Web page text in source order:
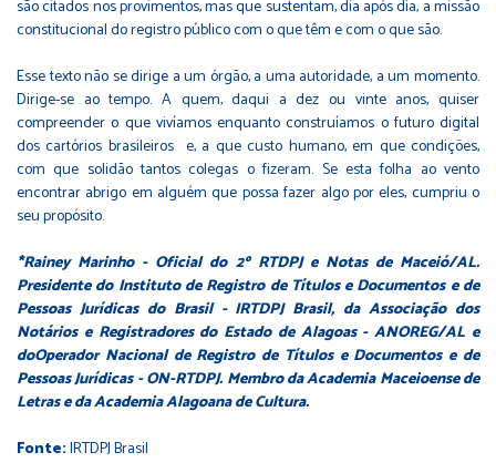
são citados nos provimentos, mas que sustentam, dia após dia, a missão
constitucional do registro público com o que têm e com o que são.
Esse texto não se dirige a um órgão, a uma autoridade, a um momento.
Dirige-se ao tempo. A quem, daqui a dez ou vinte anos, quiser
compreender o que vivíamos enquanto construíamos o futuro digital
dos cartórios brasileiros e, a que custo humano, em que condições,
com que solidão tantos colegas o fizeram. Se esta folha ao vento
encontrar abrigo em alguém que possa fazer algo por eles, cumpriu o
seu propósito.
*Rainey Marinho - Oficial do 2º RTDPJ e Notas de Maceió/AL.
Presidente do Instituto de Registro de Títulos e Documentos e de
Pessoas Jurídicas do Brasil - IRTDPJ Brasil, da Associação dos
Notários e Registradores do Estado de Alagoas - ANOREG/AL e
doOperador Nacional de Registro de Títulos e Documentos e de
Pessoas Jurídicas - ON-RTDPJ. Membro da Academia Maceioense de
Letras e da Academia Alagoana de Cultura.
Fonte:IRTDPJ Brasil